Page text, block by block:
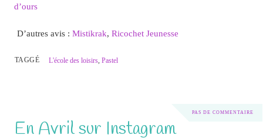
d’ours
D’autres avis : Mistikrak, Ricochet Jeunesse
TAGGÉ L'école des loisirs,Pastel
PAS DE COMMENTAIRE
En Avril sur Instagram